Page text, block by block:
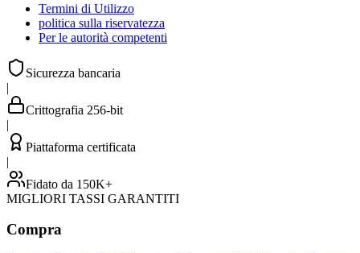
Termini di Utilizzo
politica sulla riservatezza
Per le autorità competenti
Sicurezza bancaria
|
Crittografia 256-bit
|
Piattaforma certificata
|
Fidato da 150K+
MIGLIORI TASSI GARANTITI
Compra